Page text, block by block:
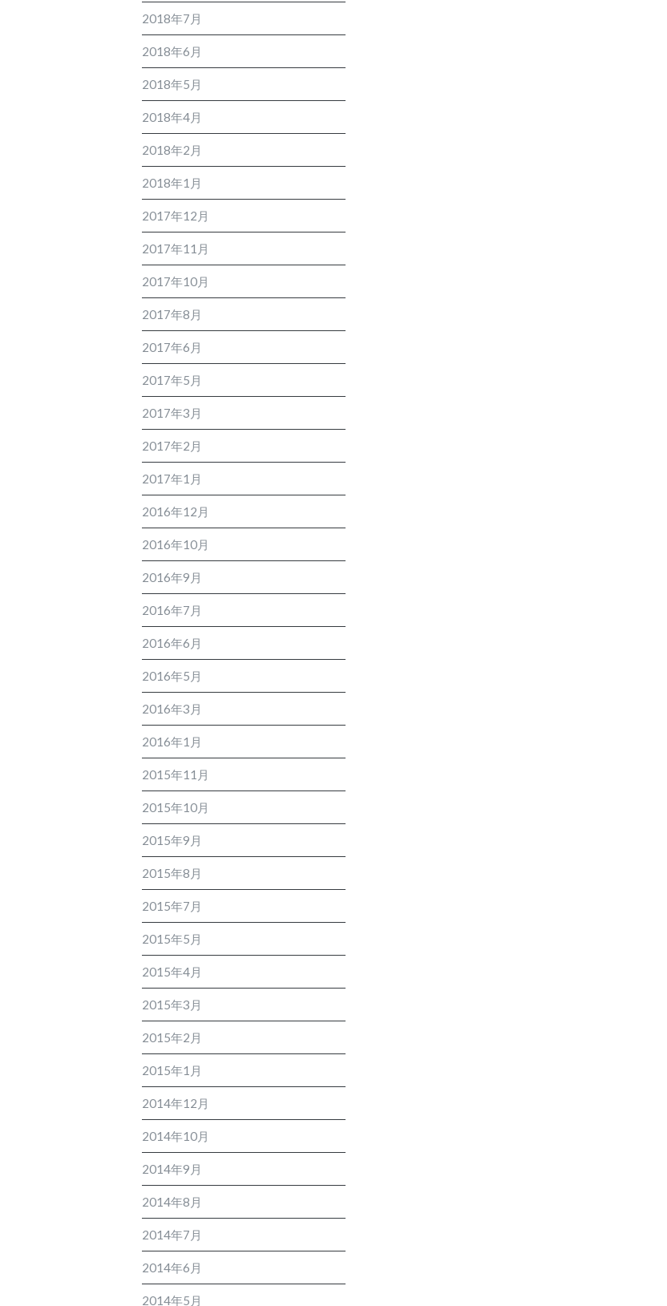
2018年7月
2018年6月
2018年5月
2018年4月
2018年2月
2018年1月
2017年12月
2017年11月
2017年10月
2017年8月
2017年6月
2017年5月
2017年3月
2017年2月
2017年1月
2016年12月
2016年10月
2016年9月
2016年7月
2016年6月
2016年5月
2016年3月
2016年1月
2015年11月
2015年10月
2015年9月
2015年8月
2015年7月
2015年5月
2015年4月
2015年3月
2015年2月
2015年1月
2014年12月
2014年10月
2014年9月
2014年8月
2014年7月
2014年6月
2014年5月